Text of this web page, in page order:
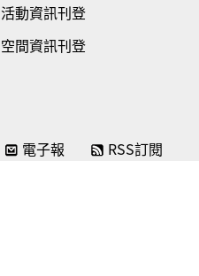
活動資訊刊登
空間資訊刊登
電子報 RSS訂閱